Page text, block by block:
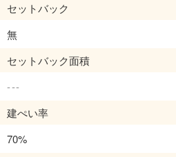
セットバック
無
セットバック面積
---
建ぺい率
70%